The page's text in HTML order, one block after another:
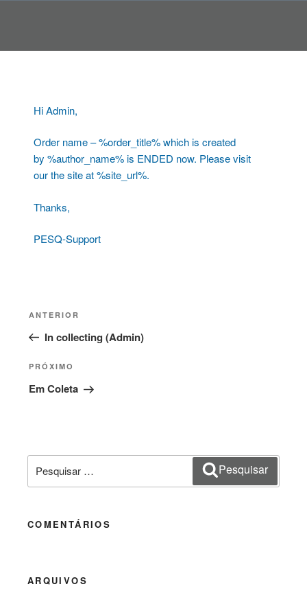
Hi Admin,
Order name – %order_title% which is created
by %author_name% is ENDED now. Please visit
our the site at %site_url%.
Thanks,
PESQ-Support
Navegação
Post
Post
anterior
ANTERIOR
In collecting (Admin)
Próximo
post
PRÓXIMO
Em Coleta
por:
Pesquisar
COMENTÁRIOS
ARQUIVOS